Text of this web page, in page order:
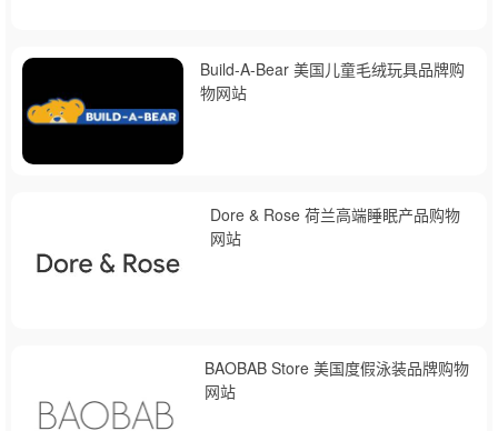
Build-A-Bear 美国儿童毛绒玩具品牌购
物网站
Dore & Rose 荷兰高端睡眠产品购物
网站
BAOBAB Store 美国度假泳装品牌购物
网站